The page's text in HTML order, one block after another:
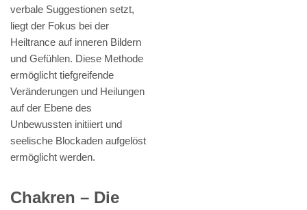
verbale Suggestionen setzt,
liegt der Fokus bei der
Heiltrance auf inneren Bildern
und Gefühlen. Diese Methode
ermöglicht tiefgreifende
Veränderungen und Heilungen
auf der Ebene des
Unbewussten initiiert und
seelische Blockaden aufgelöst
ermöglicht werden.
Chakren – Die